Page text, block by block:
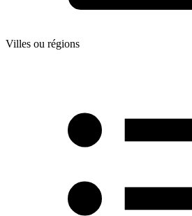
Villes ou régions